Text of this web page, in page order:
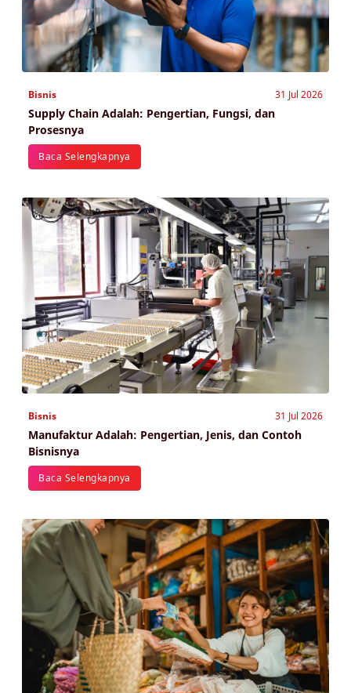
Bisnis 31 Jul 2026
Supply Chain Adalah: Pengertian, Fungsi, dan
Prosesnya
Baca Selengkapnya
Bisnis 31 Jul 2026
Manufaktur Adalah: Pengertian, Jenis, dan Contoh
Bisnisnya
Baca Selengkapnya